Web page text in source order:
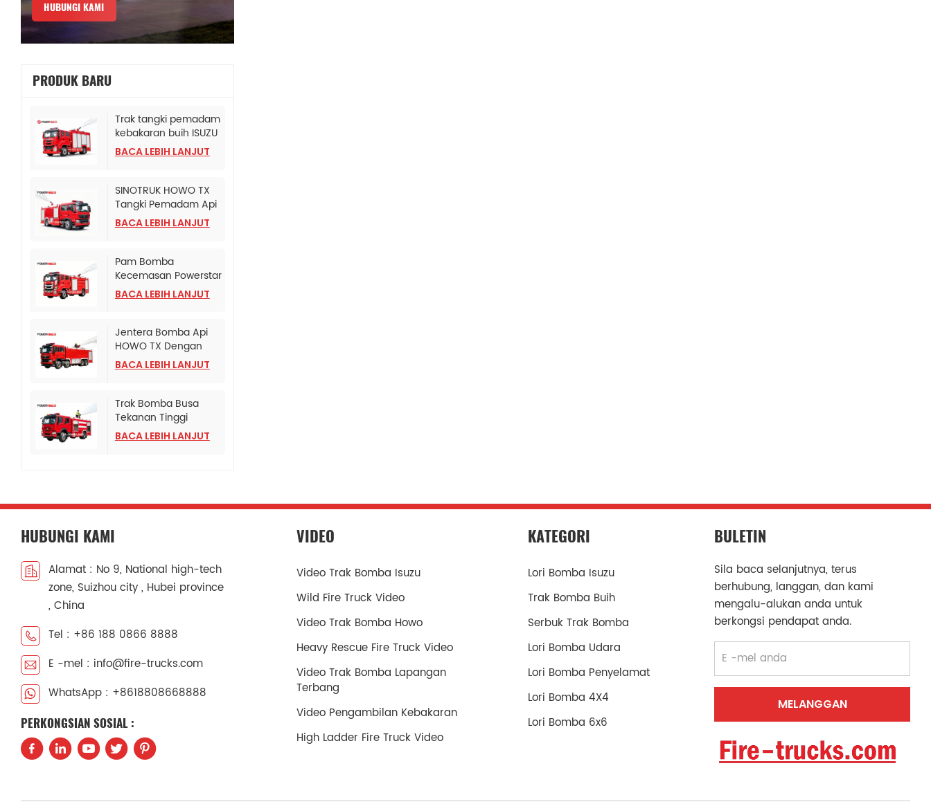
HUBUNGI KAMI
PRODUK BARU
Trak tangki pemadam
kebakaran buih ISUZU
Albania
BACA LEBIH LANJUT
SINOTRUK HOWO TX
Tangki Pemadam Api
Buih Dipasang Pada
Lori
BACA LEBIH LANJUT
Pam Bomba
Kecemasan Powerstar
Isuzu 240 HP
BACA LEBIH LANJUT
Jentera Bomba Api
HOWO TX Dengan
Pam Bomba CB10/120
BACA LEBIH LANJUT
Trak Bomba Busa
Tekanan Tinggi
HOWO
BACA LEBIH LANJUT
HUBUNGI KAMI
Alamat : No 9, National high-tech
zone, Suizhou city , Hubei province
, China
Tel : +86 188 0866 8888
E -mel : info@fire-trucks.com
WhatsApp : +8618808668888
PERKONGSIAN SOSIAL :
VIDEO
Video Trak Bomba Isuzu
Wild Fire Truck Video
Video Trak Bomba Howo
Heavy Rescue Fire Truck Video
Video Trak Bomba Lapangan
Terbang
Video Pengambilan Kebakaran
High Ladder Fire Truck Video
KATEGORI
Lori Bomba Isuzu
Trak Bomba Buih
Serbuk Trak Bomba
Lori Bomba Udara
Lori Bomba Penyelamat
Lori Bomba 4X4
Lori Bomba 6x6
BULETIN
Sila baca selanjutnya, terus
berhubung, langgan, dan kami
mengalu-alukan anda untuk
berkongsi pendapat anda.